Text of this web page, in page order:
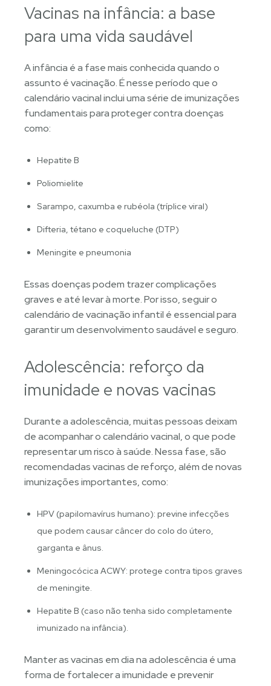
Vacinas na infância: a base
para uma vida saudável
A infância é a fase mais conhecida quando o
assunto é vacinação. É nesse período que o
calendário vacinal inclui uma série de imunizações
fundamentais para proteger contra doenças
como:
Hepatite B
Poliomielite
Sarampo, caxumba e rubéola (tríplice viral)
Difteria, tétano e coqueluche (DTP)
Meningite e pneumonia
Essas doenças podem trazer complicações
graves e até levar à morte. Por isso, seguir o
calendário de vacinação infantil é essencial para
garantir um desenvolvimento saudável e seguro.
Adolescência: reforço da
imunidade e novas vacinas
Durante a adolescência, muitas pessoas deixam
de acompanhar o calendário vacinal, o que pode
representar um risco à saúde. Nessa fase, são
recomendadas vacinas de reforço, além de novas
imunizações importantes, como:
HPV (papilomavírus humano): previne infecções
que podem causar câncer do colo do útero,
garganta e ânus.
Meningocócica ACWY: protege contra tipos graves
de meningite.
Hepatite B (caso não tenha sido completamente
imunizado na infância).
Manter as vacinas em dia na adolescência é uma
forma de fortalecer a imunidade e prevenir